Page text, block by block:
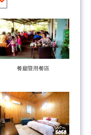
餐廳暨用餐區